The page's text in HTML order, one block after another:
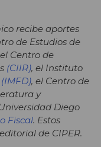
recibe aportes
de Estudios de
Centro de
(CIIR), el Instituto
(IMFD), el Centro de
y
Diego
Fiscal. Estos
de CIPER.